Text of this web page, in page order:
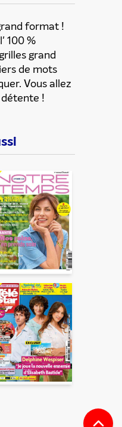
offre
que ces
(groupe
pour donner suite à
auprès de votre ami.
en savoir plus, consultez
format !
100 %
grand
de mots
Vous allez
!